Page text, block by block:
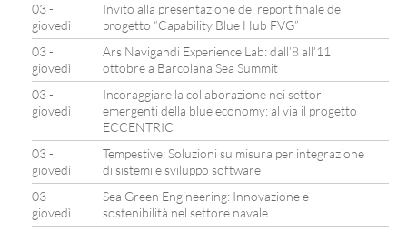
03 -
giovedì
Invito alla presentazione del report finale del
progetto “Capability Blue Hub FVG”
03 -
giovedì
Ars Navigandi Experience Lab: dall’8 all’11
ottobre a Barcolana Sea Summit
03 -
giovedì
Incoraggiare la collaborazione nei settori
emergenti della blue economy: al via il progetto
ECCENTRIC
03 -
giovedì
Tempestive: Soluzioni su misura per integrazione
di sistemi e sviluppo software
03 -
giovedì
Sea Green Engineering: Innovazione e
sostenibilità nel settore navale